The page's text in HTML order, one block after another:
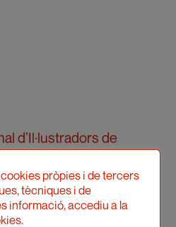
d’Il·lustradors de
2a
pròpies i de tercers
tècniques i de
informació, accediu a la